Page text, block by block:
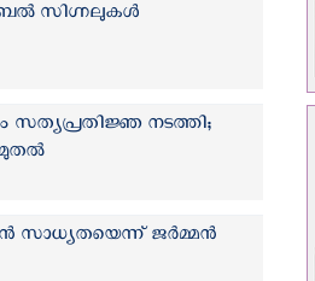
സിഗ്നലുകൾ
സത്യപ്രതിജ്ഞ നടത്തി;
സാധ്യതയെന്ന് ജര്‍മ്മന്‍